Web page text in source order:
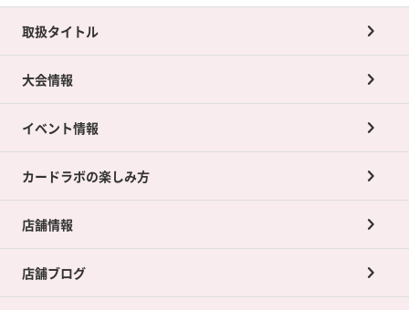
取扱タイトル
大会情報
イベント情報
カードラボの楽しみ方
店舗情報
店舗ブログ